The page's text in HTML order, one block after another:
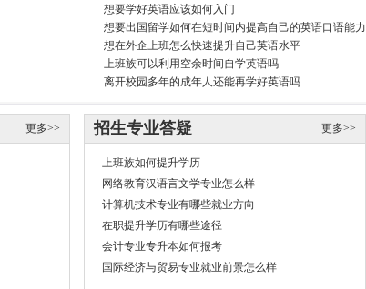
想要学好英语应该如何入门
想要出国留学如何在短时间内提高自己的英语口语能力
想在外企上班怎么快速提升自己英语水平
上班族可以利用空余时间自学英语吗
离开校园多年的成年人还能再学好英语吗
更多>> 更多>>
招生专业答疑
上班族如何提升学历
网络教育汉语言文学专业怎么样
计算机技术专业有哪些就业方向
在职提升学历有哪些途径
会计专业专升本如何报考
国际经济与贸易专业就业前景怎么样